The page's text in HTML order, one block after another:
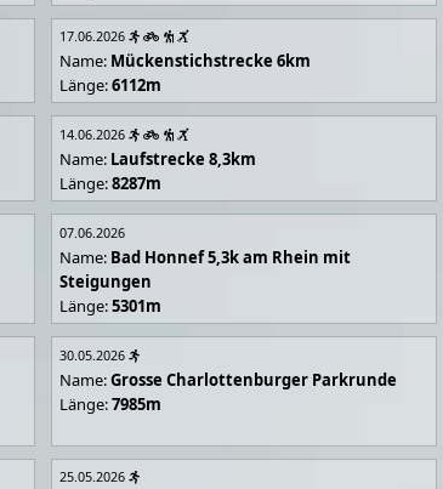
17.06.2026
Name: Mückenstichstrecke 6km
Länge:6112m
14.06.2026
Name: Laufstrecke 8,3km
Länge:8287m
07.06.2026
Name: Bad Honnef 5,3k am Rhein mit
Steigungen
Länge:5301m
30.05.2026
Name:Grosse Charlottenburger Parkrunde
Länge:7985m
25.05.2026